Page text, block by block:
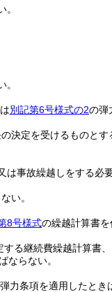
別記第6号様式の2の弾
決定を受けるものとす
事故繰越しをする必
い。
8号様式の繰越計算書
る継続費繰越計算書
ならない。
力条項を適用したとき